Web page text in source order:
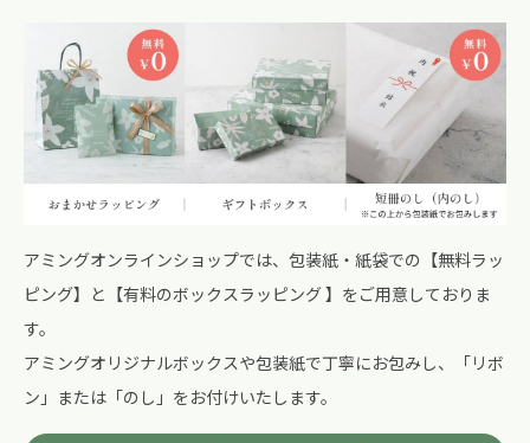
アミングオンラインショップでは、包装紙・紙袋での【無料ラッ
ピング】と【有料のボックスラッピング 】をご用意しておりま
す。
アミングオリジナルボックスや包装紙で丁寧にお包みし、「リボ
ン」または「のし」をお付けいたします。